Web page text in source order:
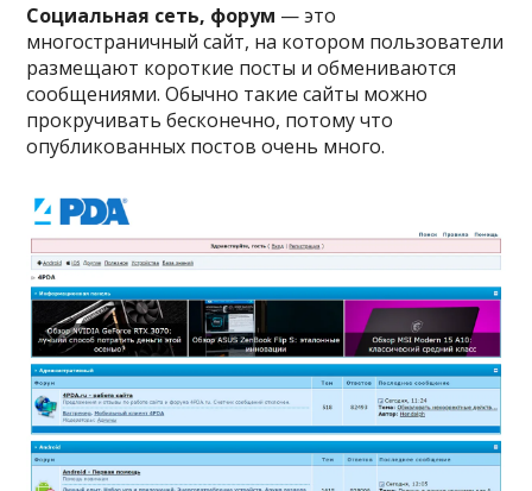
Социальная сеть, форум — это
многостраничный сайт, на котором пользователи
размещают короткие посты и обмениваются
сообщениями. Обычно такие сайты можно
прокручивать бесконечно, потому что
опубликованных постов очень много.